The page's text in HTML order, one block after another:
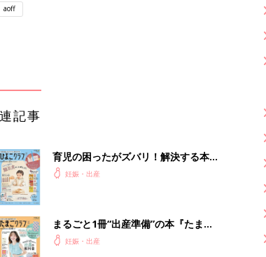
aoff
記事
育児の困ったがズバリ！解決する本
『ひよこクラブ 秋号』 4カ月～2才
妊娠・出産
まるごと1冊“出産準備”の本『たまご
クラブ 夏号』〈スペシャル大特集〉
妊娠・出産